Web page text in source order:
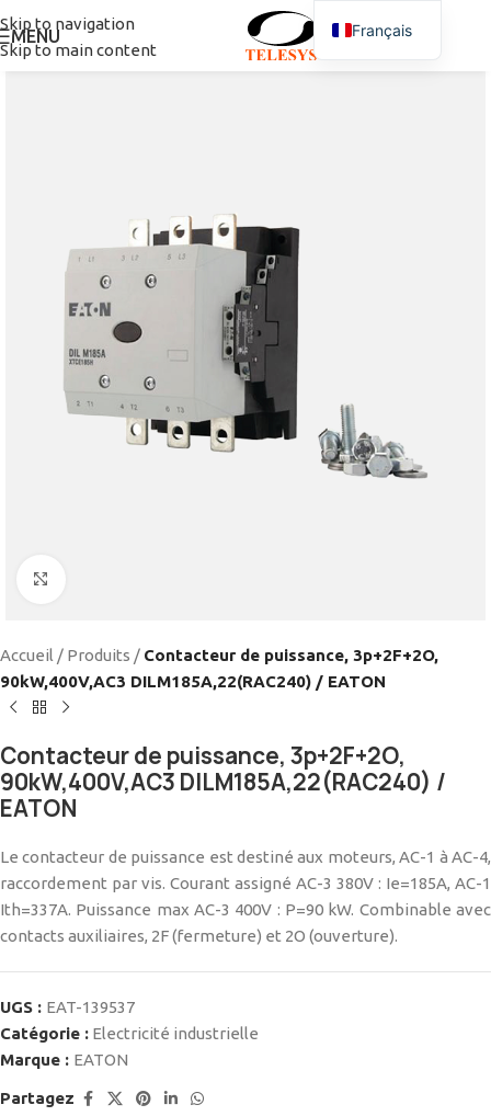
Skip to navigation
Skip to main content
MENU
Accueil / Produits / Contacteur de puissance, 3p+2F+2O,
90kW,400V,AC3 DILM185A,22(RAC240) / EATON
Contacteur de puissance, 3p+2F+2O,
90kW,400V,AC3 DILM185A,22(RAC240) /
EATON
Le contacteur de puissance est destiné aux moteurs, AC-1 à AC-4,
raccordement par vis. Courant assigné AC-3 380V : Ie=185A, AC-1
Ith=337A. Puissance max AC-3 400V : P=90 kW. Combinable avec
contacts auxiliaires, 2F (fermeture) et 2O (ouverture).
UGS : EAT-139537
Catégorie : Electricité industrielle
Marque : EATON
Partagez
Français